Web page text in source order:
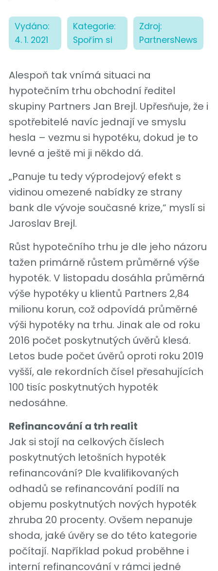
Vydáno:
4. 1. 2021
Kategorie:
Spořím si
Zdroj:
PartnersNews
Alespoň tak vnímá situaci na
hypotečním trhu obchodní ředitel
skupiny Partners Jan Brejl. Upřesňuje, že i
spotřebitelé navíc jednají ve smyslu
hesla – vezmu si hypotéku, dokud je to
levné a ještě mi ji někdo dá.
„Panuje tu tedy výprodejový efekt s
vidinou omezené nabídky ze strany
bank dle vývoje současné krize,“ myslí si
Jaroslav Brejl.
Růst hypotečního trhu je dle jeho názoru
tažen primárně růstem průměrné výše
hypoték. V listopadu dosáhla průměrná
výše hypotéky u klientů Partners 2,84
milionu korun, což odpovídá průměrné
výši hypotéky na trhu. Jinak ale od roku
2016 počet poskytnutých úvěrů klesá.
Letos bude počet úvěrů oproti roku 2019
vyšší, ale rekordních čísel přesahujících
100 tisíc poskytnutých hypoték
nedosáhne.
Refinancování a trh realit
Jak si stojí na celkových číslech
poskytnutých letošních hypoték
refinancování? Dle kvalifikovaných
odhadů se refinancování podílí na
objemu poskytnutých nových hypoték
zhruba 20 procenty. Ovšem nepanuje
shoda, jaké úvěry se do této kategorie
počítají. Například pokud proběhne i
interní refinancování v rámci jedné